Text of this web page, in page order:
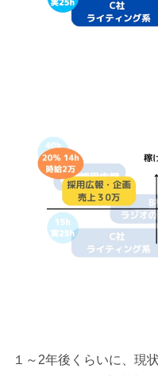
１～2年後くらいに、現